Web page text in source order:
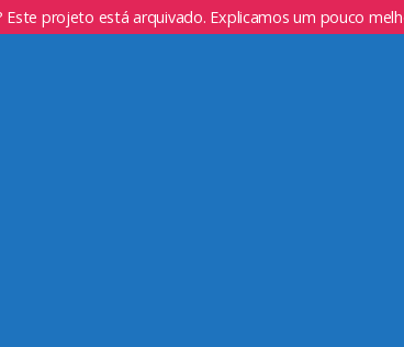
Este projeto está arquivado. Explicamos um pouco